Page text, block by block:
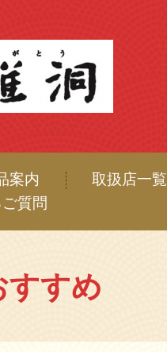
案内
取扱店一覧
質問
すすめ